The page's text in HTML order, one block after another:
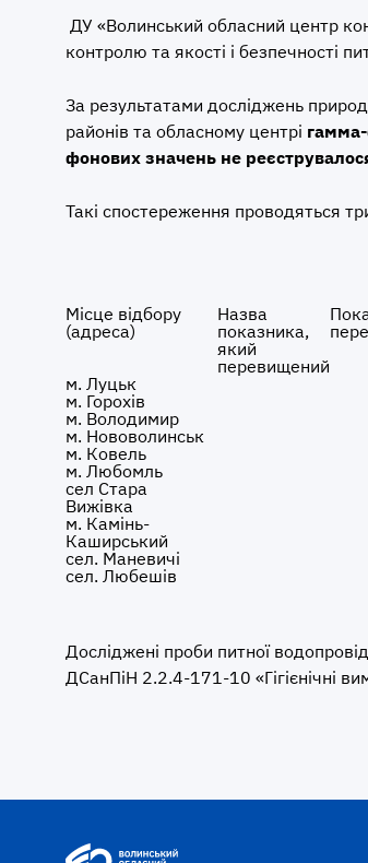
ДУ «Волинський обласний центр
контролю та якості і безпечності
За результатами досліджень
районів та обласному центрі гамма-
фонових значень не
Такі спостереження проводяться
Місце відбору
(адреса)
Назва
показника,
який
перевищений
м. Луцьк
м. Горохів
м. Володимир
м. Нововолинськ
м. Ковель
м. Любомль
сел Стара
Вижівка
м. Камінь-
Каширський
сел. Маневичі
сел. Любешів
Досліджені проби питної
ДСанПіН 2.2.4-171-10 «Гігієнічні